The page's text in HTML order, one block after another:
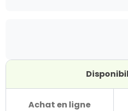
Achat en ligne